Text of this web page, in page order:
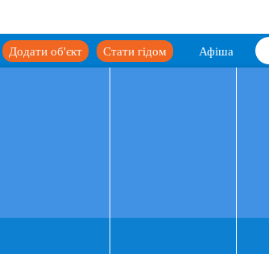
Афіша
Стати гідом
Додати об'єкт